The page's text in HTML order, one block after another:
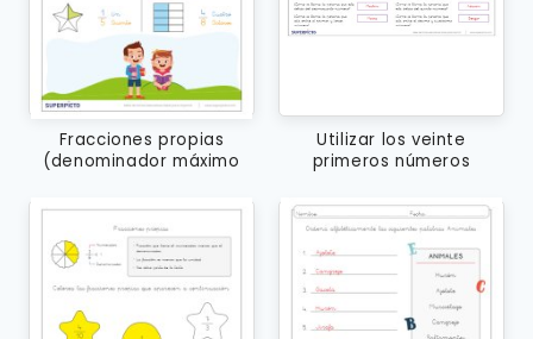
Fracciones propias
(denominador máximo
Utilizar los veinte
primeros números